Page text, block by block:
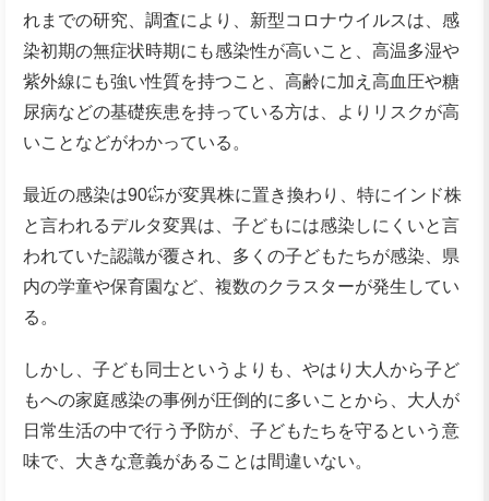
れまでの研究、調査により、新型コロナウイルスは、感
染初期の無症状時期にも感染性が高いこと、高温多湿や
紫外線にも強い性質を持つこと、高齢に加え高血圧や糖
尿病などの基礎疾患を持っている方は、よりリスクが高
いことなどがわかっている。
最近の感染は90㌫が変異株に置き換わり、特にインド株
と言われるデルタ変異は、子どもには感染しにくいと言
われていた認識が覆され、多くの子どもたちが感染、県
内の学童や保育園など、複数のクラスターが発生してい
る。
しかし、子ども同士というよりも、やはり大人から子ど
もへの家庭感染の事例が圧倒的に多いことから、大人が
日常生活の中で行う予防が、子どもたちを守るという意
味で、大きな意義があることは間違いない。